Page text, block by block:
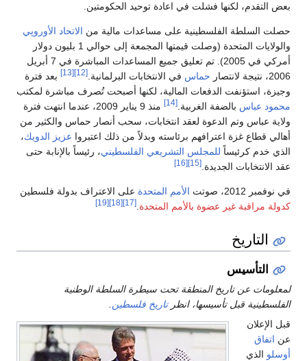
بعض التقدم، لكنها فشلت في اعادة توحيد الحكومتين.
حصلت السلطة الفلسطينية على مساعدات مالية من الاتحاد الأوروپي
والولايات المتحدة (وصلت قيمتها المجمعة إلى حوالي 1 بليون دولار
أمركي في 2005). تم تعليق جميع المساعدات المباشرة في 7 أبريل
2006، نتيجة لانتصار
حماس في الانتخابات البرلمانية. [12]
[13]
بعد فترة
وجيزة، استؤنفت الدفعات المالية، لكنها أصبحت تُصرف مباشرة لمكتب
محمود عباس بالضفة الغربية. [14]
منذ 9 يناير 2009، عندما انتهت فترة
ولاية عباس وتم الدعوة لعقد انتخابات، سحب أنصار حماس والكثير من
أهالي قطاع غزة اعترافهم برئاسته وبدلاً من ذلك اعتبروا عزيز الدويك،
الذي خدم كرئيساً للمجلس التشريعي الفلسطيني، رئيساً بالإنابة حتى
عقد الانتخابات الجديدة. [15]
[16]
في نوفمبر 2012، صوتت الأمم المتحدة على الاعتراف بدولة فلسطين
كدولة مراقبة غير عضوة بالأمم المتحدة [17]
[18]
[19]
التاريخ
التأسيس
لمعلومات عن تاريخ المنطقة تحت سيطرة السلطة الوطنية
الفلسطينية قبل تأسيسها، انظرتاريخ فلسطين
قبل الإعلان
عن اتفاق
أوسلو الذي